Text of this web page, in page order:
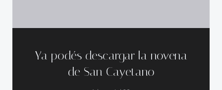
Ya podés descargar la novena
de San Cayetano